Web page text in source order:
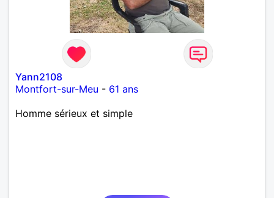
Yann2108
Montfort-sur-Meu - 61 ans
Homme sérieux et simple